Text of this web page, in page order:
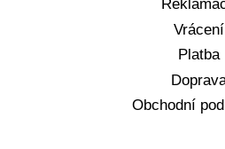
Vrácení
Platba
Obchodní